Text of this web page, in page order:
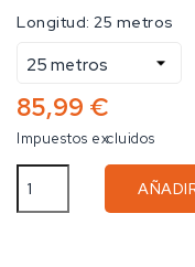
Longitud: 25 metros
85,99 €
Impuestos excluidos